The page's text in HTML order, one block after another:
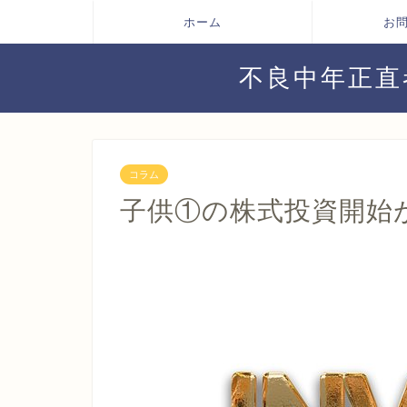
ホーム お
不良中年正
コラム
子供①の株式投資開始